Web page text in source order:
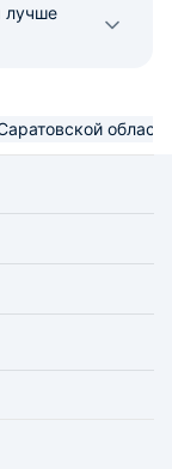
лучше
области